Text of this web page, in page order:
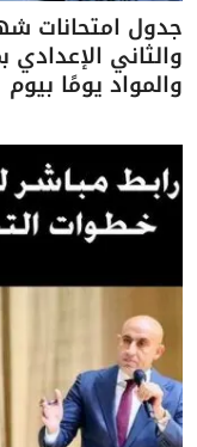
والثاني الإعدادي
والمواد يومًا بيوم